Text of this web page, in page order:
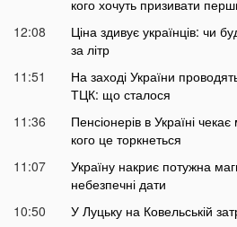
кого хочуть призивати
12:08
Ціна здивує українців: чи
за літр
11:51
На заході України
ТЦК: що сталося
11:36
Пенсіонерів в Україні
кого це торкнеться
11:07
Україну накриє потужна
небезпечні дати
10:50
У Луцьку на Ковельській